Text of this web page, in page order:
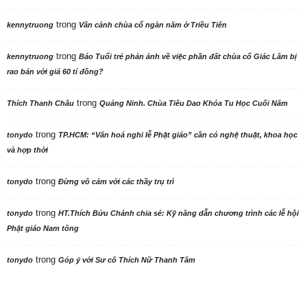
kennytruong trong Vãn cảnh chùa cổ ngàn năm ở Triều Tiên
kennytruong trong Báo Tuổi trẻ phản ảnh về việc phần đất chùa cổ Giác Lâm bị
rao bán với giá 60 tỉ đồng?
Thích Thanh Châu trong Quảng Ninh. Chùa Tiêu Dao Khóa Tu Học Cuối Năm
tonydo trong TP.HCM: “Văn hoá nghi lễ Phật giáo” cần có nghệ thuật, khoa học
và hợp thời
tonydo trong Đừng vô cảm với các thầy trụ trì
tonydo trong HT.Thích Bửu Chánh chia sẻ: Kỹ năng dẫn chương trình các lễ hội
Phật giáo Nam tông
tonydo trong Góp ý với Sư cô Thích Nữ Thanh Tâm